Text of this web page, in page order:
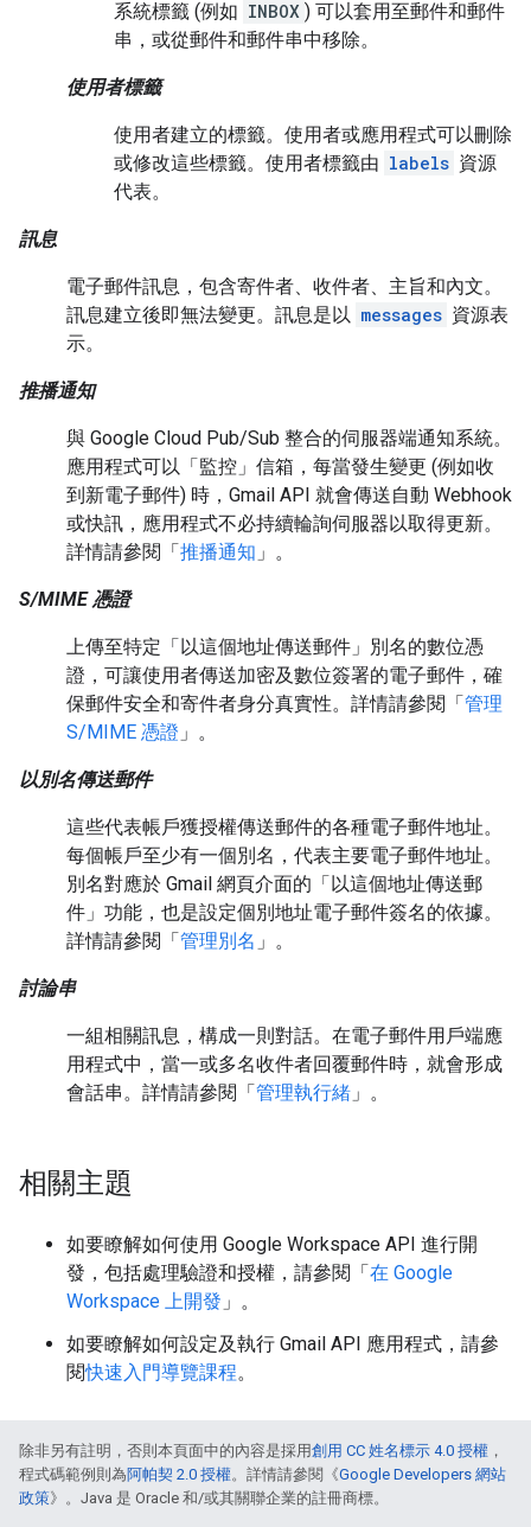
系統標籤 (例如 INBOX ) 可以套用至郵件和郵件
串，或從郵件和郵件串中移除。
使用者標籤
使用者建立的標籤。使用者或應用程式可以刪除
或修改這些標籤。使用者標籤由 labels 資源
代表。
訊息
電子郵件訊息，包含寄件者、收件者、主旨和內文。
訊息建立後即無法變更。訊息是以 messages 資源表
示。
推播通知
與 Google Cloud Pub/Sub 整合的伺服器端通知系統。
應用程式可以「監控」信箱，每當發生變更 (例如收
到新電子郵件) 時，Gmail API 就會傳送自動 Webhook
或快訊，應用程式不必持續輪詢伺服器以取得更新。
詳情請參閱「推播通知 」。
S/MIME 憑證
上傳至特定「以這個地址傳送郵件」別名的數位憑
證，可讓使用者傳送加密及數位簽署的電子郵件，確
保郵件安全和寄件者身分真實性。詳情請參閱「管理
S/MIME 憑證 」。
以別名傳送郵件
這些代表帳戶獲授權傳送郵件的各種電子郵件地址。
每個帳戶至少有一個別名，代表主要電子郵件地址。
別名對應於 Gmail 網頁介面的「以這個地址傳送郵
件」功能，也是設定個別地址電子郵件簽名的依據。
詳情請參閱「管理別名 」。
討論串
一組相關訊息，構成一則對話。在電子郵件用戶端應
用程式中，當一或多名收件者回覆郵件時，就會形成
會話串。詳情請參閱「管理執行緒 」。
相關主題
如要瞭解如何使用 Google Workspace API 進行開
發，包括處理驗證和授權，請參閱「在 Google
Workspace 上開發 」。
如要瞭解如何設定及執行 Gmail API 應用程式，請參
閱快速入門導覽課程。
除非另有註明，否則本頁面中的內容是採用創用 CC 姓名標示 4.0 授權 ，
程式碼範例則為阿帕契 2.0 授權。詳情請參閱《Google Developers 網站
政策》。Java 是 Oracle 和/或其關聯企業的註冊商標。